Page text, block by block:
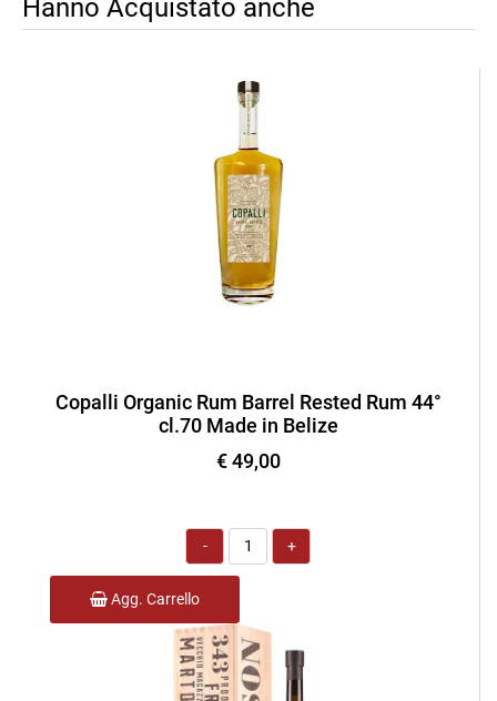
Hanno Acquistato anche
Copalli Organic Rum Barrel Rested Rum 44°
cl.70 Made in Belize
€ 49,00
Quantità
Agg. Carrello